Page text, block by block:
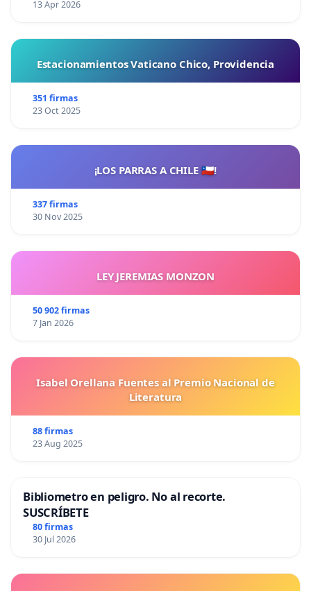
13 Apr 2026
Estacionamientos Vaticano Chico, Providencia
351 firmas
23 Oct 2025
¡LOS PARRAS A CHILE 🇨🇱!
337 firmas
30 Nov 2025
LEY JEREMIAS MONZON
50 902 firmas
7 Jan 2026
Isabel Orellana Fuentes al Premio Nacional de
Literatura
88 firmas
23 Aug 2025
Bibliometro en peligro. No al recorte.
SUSCRÍBETE
80 firmas
30 Jul 2026